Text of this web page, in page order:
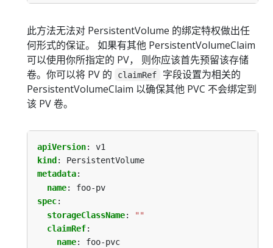
此方法无法对 PersistentVolume 的绑定特权做出任
何形式的保证。 如果有其他 PersistentVolumeClaim
可以使用你所指定的 PV， 则你应该首先预留该存储
卷。你可以将 PV 的
claimRef
字段设置为相关的
PersistentVolumeClaim 以确保其他 PVC 不会绑定到
该 PV 卷。
apiVersion:
v1
kind :
PersistentVolume
metadata:
name:
foo-pv
spec:
storageClassName:
""
claimRef:
name:
foo-pvc